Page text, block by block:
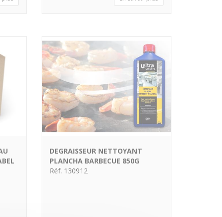
DEGRAISSEUR NETTOYANT
PLANCHA BARBECUE 850G
Réf. 130912